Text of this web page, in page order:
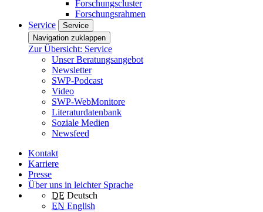
Forschungscluster
Forschungsrahmen
Service
Service
Navigation zuklappen
Zur Übersicht: Service
Unser Beratungsangebot
Newsletter
SWP-Podcast
Video
SWP-WebMonitore
Literaturdatenbank
Soziale Medien
Newsfeed
Kontakt
Karriere
Presse
Über uns in leichter Sprache
DE Deutsch
EN English